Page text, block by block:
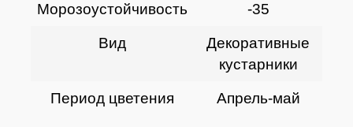
Морозоустойчивость -35
Вид
Декоративные
кустарники
Период цветения Апрель-май